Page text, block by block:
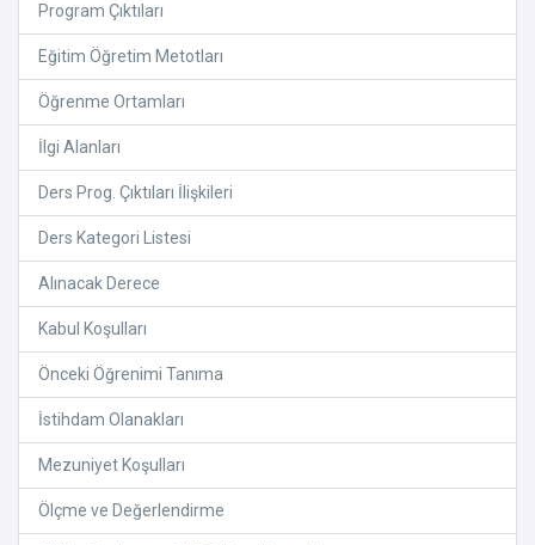
Program Çıktıları
Eğitim Öğretim Metotları
Öğrenme Ortamları
İlgi Alanları
Ders Prog. Çıktıları İlişkileri
Ders Kategori Listesi
Alınacak Derece
Kabul Koşulları
Önceki Öğrenimi Tanıma
İstihdam Olanakları
Mezuniyet Koşulları
Ölçme ve Değerlendirme